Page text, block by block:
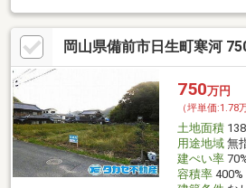
岡山県備前市日生町寒河
750万円
（坪単価:1.78
土地面積
用途地域無
建ぺい率
容積率400%